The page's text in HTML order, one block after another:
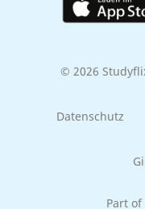
© 2026
Datenschutz
Part